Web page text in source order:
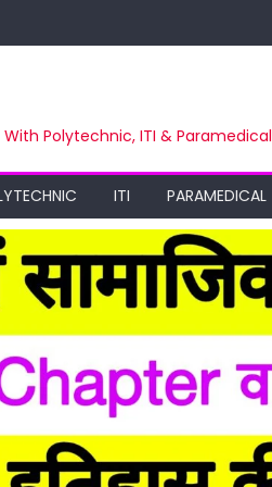
Polytechnic, ITI & Paramedical
ITI PARAMEDICAL